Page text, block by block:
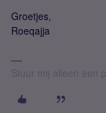
Groetjes,
Roeqajja
Stuur mij alleen een